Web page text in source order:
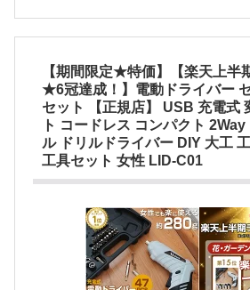
【期間限定★特価】【楽天上半
★6冠達成！】電動ドライバー
セット 【正規店】 USB 充電式
ト コードレス コンパクト
ル ドリルドライバー DIY 大工
工具セット 女性 LID-C01